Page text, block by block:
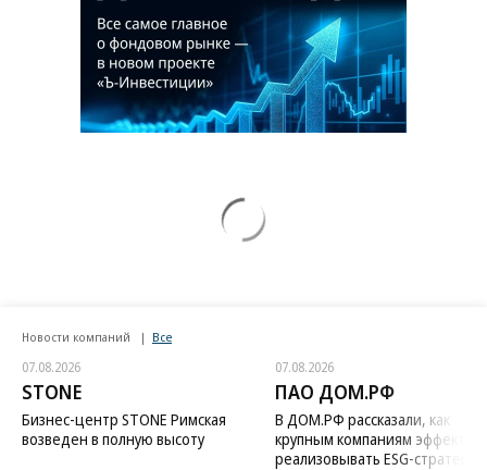
Новости компаний Все
07.08.2026
STONE
Бизнес-центр STONE Римская
возведен в полную высоту
07.08.2026
ПАО ДОМ.РФ
В ДОМ.РФ рассказали, как
крупным компаниям
реализовывать ESG-стратегию